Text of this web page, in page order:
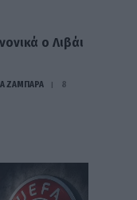
ο Λιβάι
ΖΑΜΠΑΡΑ
8